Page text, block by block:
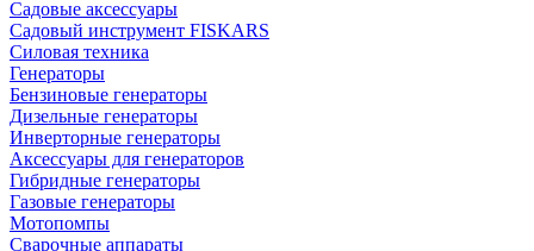
Садовые аксессуары
Садовый инструмент FISKARS
Силовая техника
Генераторы
Бензиновые генераторы
Дизельные генераторы
Инверторные генераторы
Аксессуары для генераторов
Гибридные генераторы
Газовые генераторы
Мотопомпы
Сварочные аппараты